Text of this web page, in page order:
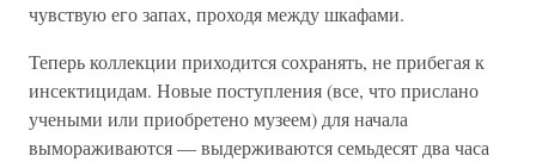
чувствую его запах, проходя между шкафами.
Теперь коллекции приходится сохранять, не прибегая к
инсектицидам. Новые поступления (все, что прислано
учеными или приобретено музеем) для начала
вымораживаются — выдерживаются семьдесят два часа